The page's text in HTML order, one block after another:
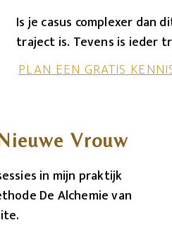
Is je casus complexer dan
traject is. Tevens is ieder
PLAN EEN GRATIS
Vrouw
in mijn praktijk
De Alchemie van